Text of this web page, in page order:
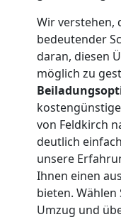
Wir verstehen,
bedeutender
daran, diesen
möglich zu
von Feldkirch
deutlich
unsere
Ihnen einen
bieten.
Umzug und
für
Senioren
Feldkirch